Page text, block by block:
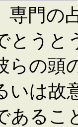
門の
とうと
らの頭
いは故
あるこ